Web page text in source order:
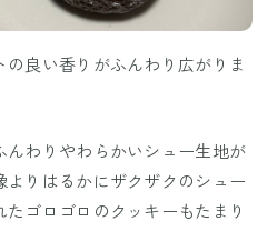
良い香りがふんわり広がりま
んわりやわらかいシュー生地が
りはるかにザクザクのシュー
ゴロゴロのクッキーもたまり